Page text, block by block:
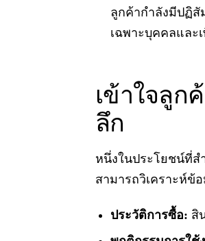
ลูกค้ากำลังมีปฏิ
เฉพาะบุคคลและ
เข้าใจลูก
ลึก
หนึ่งในประโยชน์ที่ส
สามารถวิเคราะห์ข้
ประวัติการซื้อ: สิ